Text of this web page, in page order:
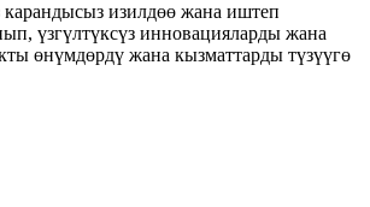
изилдөө жана иштеп
үзгүлтүксүз инновацияларды жана
өнүмдөрдү жана кызматтарды түзүүгө